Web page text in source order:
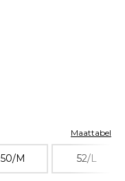
50/M 52/L
Maattabel